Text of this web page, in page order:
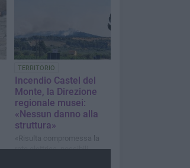
TERRITORIO
Incendio Castel del
Monte, la Direzione
regionale musei:
«Nessun danno alla
struttura»
«Risulta compromessa la
rete elettrica, possibili